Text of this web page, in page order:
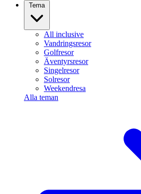
Tema
All inclusive
Vandringsresor
Golfresor
Äventyrsresor
Singelresor
Solresor
Weekendresa
Alla teman